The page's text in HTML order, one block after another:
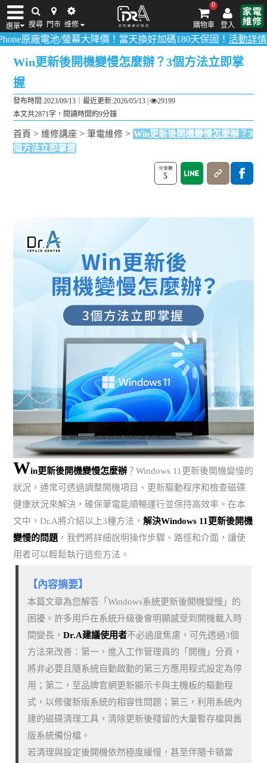
選單 搜尋 門市 维修 登入
0
購物車
iPhone維修/價格 筆電維修/價格 Android手機維修/價格 MacBook維修/價
/螢幕大降價！當天換好加碼180天保固！活動詳情請點我！多
Win更新後開機變慢怎麼辦？3個方法立即掌
握
發布時間:2023/09/13｜最近更新:2026/05/13 |
29199
本文共2871字，閱讀時間約9分鐘
首頁 >維修講座 >筆電維修 > Win更新後開機變慢怎麼辦？3
個方法立即掌握
5
Win更新後開機變慢怎麼辦 ？Windows 11更新後開機變慢的
狀況，通常可透過調整開機項目、更新驅動程序和檢查磁碟
健康狀況來解決，確保筆電能順暢運行並保持高效率。在本
文中，Dr.A將介紹以上3種方法，解決Windows 11更新後開機
變慢的問題 ，我們將詳細說明操作步驟、路徑和介面，讓使
用者可以輕鬆執行這些方法。
【內容摘要】
本篇文章為您解答「Windows系統更新後開機變慢」的
困擾。許多用戶在系統升級後會明顯感受到開機載入時
間變長，Dr.A建議使用者不必過度焦慮，可先透過3個
方法來改善：第一，進入工作管理員的「開機」分頁，
將非必要且隨系統自動啟動的第三方應用程式設定為停
用；第二，至品牌官網更新顯示卡與主機板的驅動程
式，以修復新版系統的相容性問題；第三，利用系統內
建的磁碟清理工具，清除更新後殘留的大量暫存檔與舊
版系統備份檔。
若清理與設定後開機依然極度緩慢，甚至伴隨卡頓當